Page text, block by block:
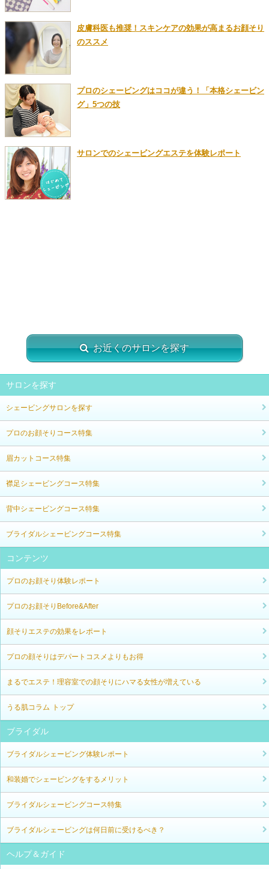
皮膚科医も推奨！スキンケアの効果が高まるお顔そり
のススメ
プロのシェービングはココが違う！「本格シェービン
グ」5つの技
サロンでのシェービングエステを体験レポート
お近くのサロンを探す
サロンを探す
シェービングサロンを探す
プロのお顔そりコース特集
眉カットコース特集
襟足シェービングコース特集
背中シェービングコース特集
ブライダルシェービングコース特集
コンテンツ
プロのお顔そり体験レポート
プロのお顔そりBefore&After
顔そりエステの効果をレポート
プロの顔そりはデパートコスメよりもお得
まるでエステ！理容室での顔そりにハマる女性が増えている
うる肌コラム トップ
ブライダル
ブライダルシェービング体験レポート
和装婚でシェービングをするメリット
ブライダルシェービングコース特集
ブライダルシェービングは何日前に受けるべき？
ヘルプ＆ガイド